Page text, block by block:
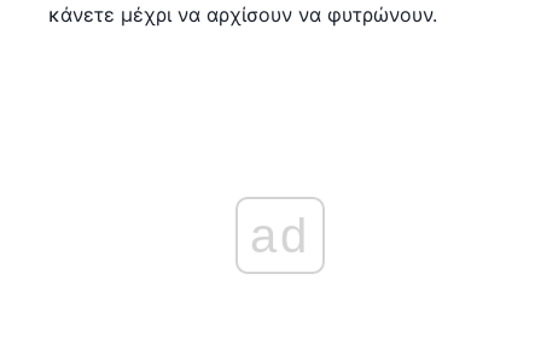
κάνετε μέχρι να αρχίσουν να φυτρώνουν.
ad